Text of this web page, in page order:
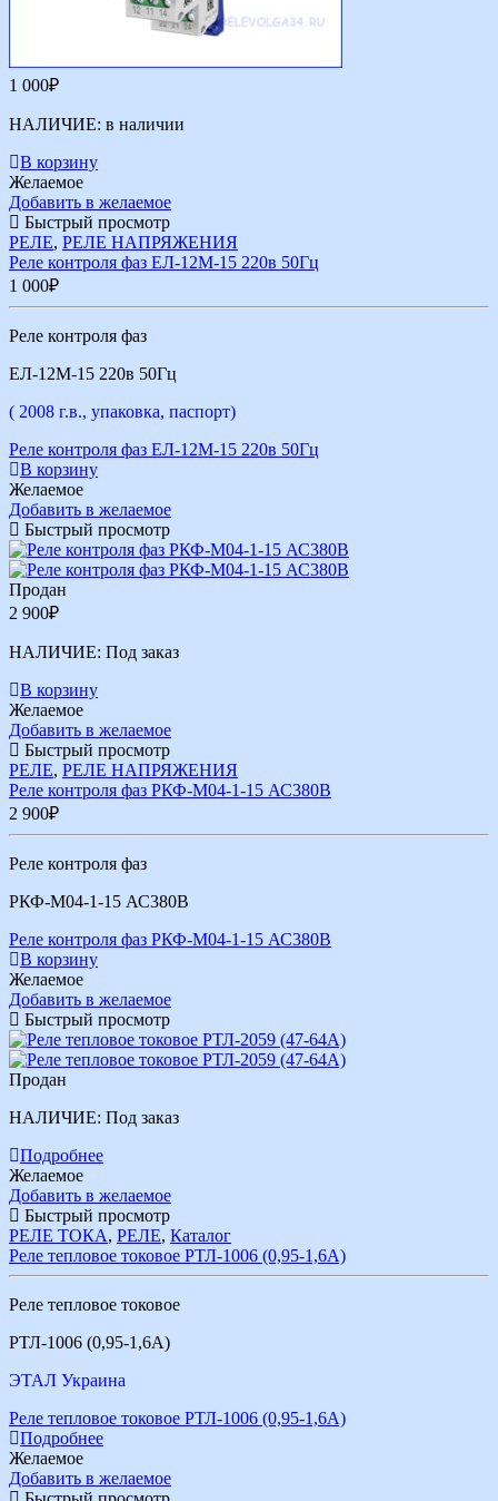
1 000₽
НАЛИЧИЕ: в наличии
В корзину
Желаемое
Добавить в желаемое
Быстрый просмотр
РЕЛЕ, РЕЛЕ НАПРЯЖЕНИЯ
Реле контроля фаз ЕЛ-12М-15 220в 50Гц
1 000₽
Реле контроля фаз
ЕЛ-12М-15 220в 50Гц
( 2008 г.в., упаковка, паспорт)
Реле контроля фаз ЕЛ-12М-15 220в 50Гц
В корзину
Желаемое
Добавить в желаемое
Быстрый просмотр
Продан
2 900₽
НАЛИЧИЕ: Под заказ
В корзину
Желаемое
Добавить в желаемое
Быстрый просмотр
РЕЛЕ, РЕЛЕ НАПРЯЖЕНИЯ
Реле контроля фаз РКФ-М04-1-15 АС380В
2 900₽
Реле контроля фаз
РКФ-М04-1-15 АС380В
Реле контроля фаз РКФ-М04-1-15 АС380В
В корзину
Желаемое
Добавить в желаемое
Быстрый просмотр
Продан
НАЛИЧИЕ: Под заказ
Подробнее
Желаемое
Добавить в желаемое
Быстрый просмотр
РЕЛЕ ТОКА, РЕЛЕ, Каталог
Реле тепловое токовое РТЛ-1006 (0,95-1,6А)
Реле тепловое токовое
РТЛ-1006 (0,95-1,6А)
ЭТАЛ Украина
Реле тепловое токовое РТЛ-1006 (0,95-1,6А)
Подробнее
Желаемое
Добавить в желаемое